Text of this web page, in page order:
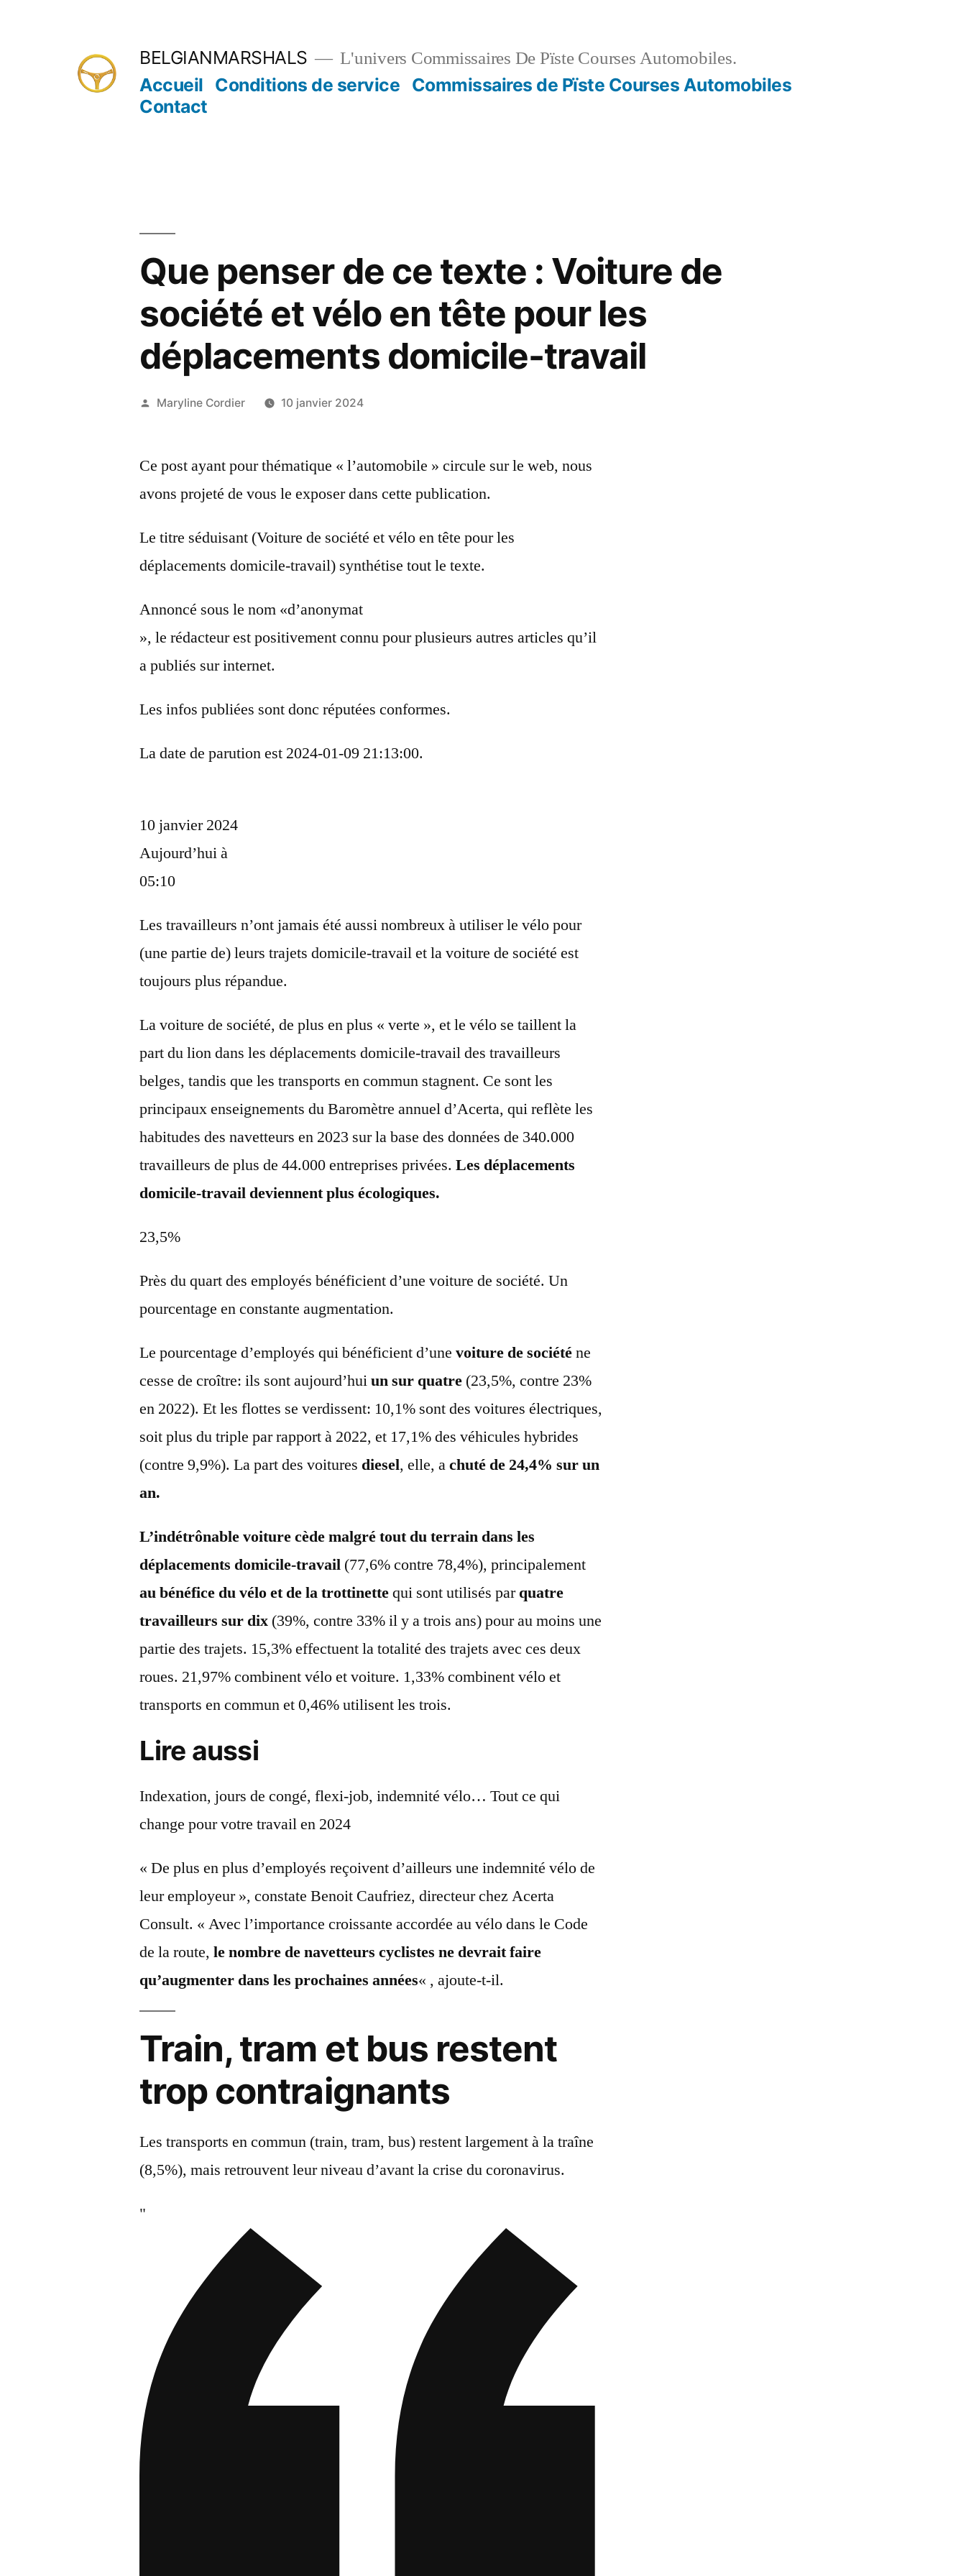
BELGIANMARSHALS L'univers Commissaires De Pïste Courses Automobiles.
Accueil Conditions de service Commissaires de Pïste Courses Automobiles
Contact
Que penser de ce texte : Voiture de
société et vélo en tête pour les
déplacements domicile-travail
Publié
Maryline Cordier 10 janvier 2024
Ce post ayant pour thématique « l’automobile » circule sur le web, nous
avons projeté de vous le exposer dans cette publication.
Le titre séduisant (Voiture de société et vélo en tête pour les
déplacements domicile-travail) synthétise tout le texte.
Annoncé sous le nom «d’anonymat
», le rédacteur est positivement connu pour plusieurs autres articles qu’il
a publiés sur internet.
Les infos publiées sont donc réputées conformes.
La date de parution est 2024-01-09 21:13:00.
10 janvier 2024
Aujourd’hui à
05:10
Les travailleurs n’ont jamais été aussi nombreux à utiliser le vélo pour
(une partie de) leurs trajets domicile-travail et la voiture de société est
toujours plus répandue.
La voiture de société, de plus en plus « verte », et le vélo se taillent la
part du lion dans les déplacements domicile-travail des travailleurs
belges, tandis que les transports en commun stagnent. Ce sont les
principaux enseignements du Baromètre annuel d’Acerta, qui reflète les
habitudes des navetteurs en 2023 sur la base des données de 340.000
travailleurs de plus de 44.000 entreprises privées.Les déplacements
domicile-travail deviennent plus écologiques.
23,5%
Près du quart des employés bénéficient d’une voiture de société. Un
pourcentage en constante augmentation.
Le pourcentage d’employés qui bénéficient d’unevoiture de sociéténe
cesse de croître: ils sont aujourd’huiun sur quatre (23,5%, contre 23%
en 2022). Et les flottes se verdissent: 10,1% sont des voitures électriques,
soit plus du triple par rapport à 2022, et 17,1% des véhicules hybrides
(contre 9,9%). La part des voitures diesel, elle, achuté de 24,4% sur un
an.
L’indétrônable voiture cède malgré tout du terrain dans les
déplacements domicile-travail (77,6% contre 78,4%), principalement
au bénéfice du vélo et de la trottinettequi sont utilisés parquatre
travailleurs sur dix (39%, contre 33% il y a trois ans) pour au moins une
partie des trajets. 15,3% effectuent la totalité des trajets avec ces deux
roues. 21,97% combinent vélo et voiture. 1,33% combinent vélo et
transports en commun et 0,46% utilisent les trois.
Lire aussi
Indexation, jours de congé, flexi-job, indemnité vélo… Tout ce qui
change pour votre travail en 2024
« De plus en plus d’employés reçoivent d’ailleurs une indemnité vélo de
leur employeur », constate Benoit Caufriez, directeur chez Acerta
Consult. « Avec l’importance croissante accordée au vélo dans le Code
de la route,le nombre de navetteurs cyclistes ne devrait faire
qu’augmenter dans les prochaines années« , ajoute-t-il.
Train, tram et bus restent
trop contraignants
Les transports en commun (train, tram, bus) restent largement à la traîne
(8,5%), mais retrouvent leur niveau d’avant la crise du coronavirus.